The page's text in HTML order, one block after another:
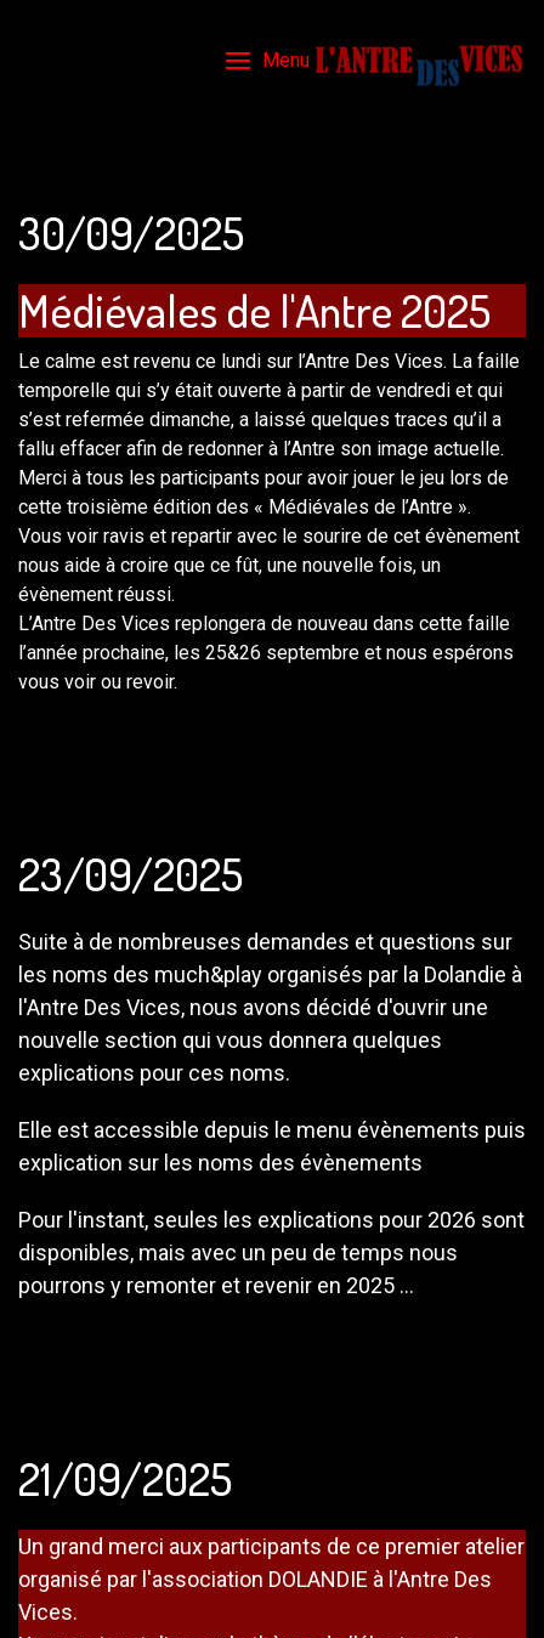
Menu
30/09/2025
Médiévales de l'Antre 2025
Le calme est revenu ce lundi sur l’Antre Des Vices. La faille
temporelle qui s’y était ouverte à partir de vendredi et qui
s’est refermée dimanche, a laissé quelques traces qu’il a
fallu effacer afin de redonner à l’Antre son image actuelle.
Merci à tous les participants pour avoir jouer le jeu lors de
cette troisième édition des « Médiévales de l’Antre ».
Vous voir ravis et repartir avec le sourire de cet évènement
nous aide à croire que ce fût, une nouvelle fois, un
évènement réussi.
L’Antre Des Vices replongera de nouveau dans cette faille
l’année prochaine, les 25&26 septembre et nous espérons
vous voir ou revoir.
23/09/2025
Suite à de nombreuses demandes et questions sur
les noms des much&play organisés par la Dolandie à
l'Antre Des Vices, nous avons décidé d'ouvrir une
nouvelle section qui vous donnera quelques
explications pour ces noms.
Elle est accessible depuis le menu évènements puis
explication sur les noms des évènements
Pour l'instant, seules les explications pour 2026 sont
disponibles, mais avec un peu de temps nous
pourrons y remonter et revenir en 2025 ...
21/09/2025
Un grand merci aux participants de ce premier atelier
organisé par l'association DOLANDIE à l'Antre Des
Vices.